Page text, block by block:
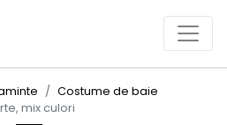
Costume de baie
mix culori